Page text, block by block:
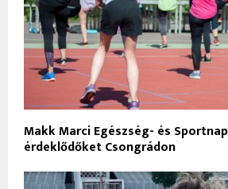
Makk Marci Egészség- és
érdeklődőket Csongrádon